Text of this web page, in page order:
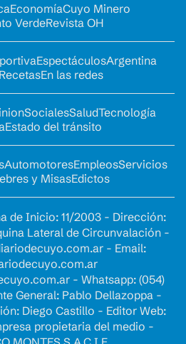
EconomíaCuyo Minero
VerdeRevista OH
EspectáculosArgentina
RecetasEn las redes
SocialesSaludTecnología
Estado del tránsito
AutomotoresEmpleosServicios
y MisasEdictos
de Inicio: 11/2003 - Dirección:
Lateral de Circunvalación -
- Email:
- Whatsapp: (054)
General: Pablo Dellazoppa -
Diego Castillo - Editor Web:
propietaria del medio -